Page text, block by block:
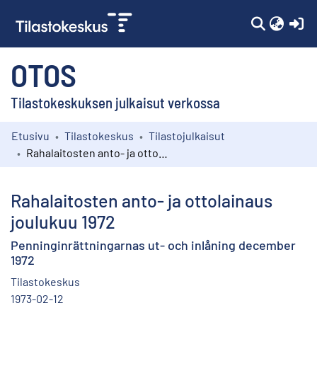
OTOS
Tilastokeskuksen julkaisut verkossa
Kokoelmat
Etusivu Tilastokeskus
Tilastojulkaisut
Rahalaitosten anto- ja ottolainaus
joulukuu 1972
Penninginrättningarnas ut- och inlåning december
1972
Tilastokeskus
1973-02-12